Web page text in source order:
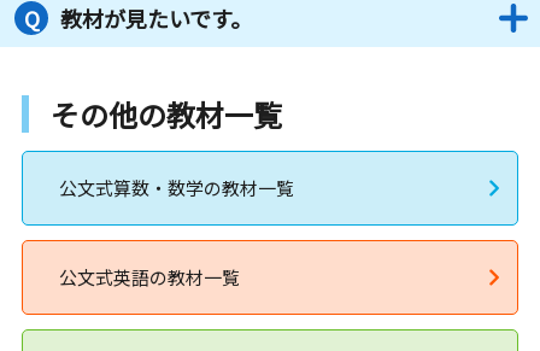
教材が見たいです。
その他の教材一覧
公文式算数・数学の教材一覧
公文式英語の教材一覧